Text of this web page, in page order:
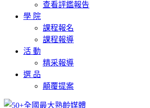
查看評鑑報告
學 院
課程報名
課程報導
活 動
精采報導
選 品
顛覆提案